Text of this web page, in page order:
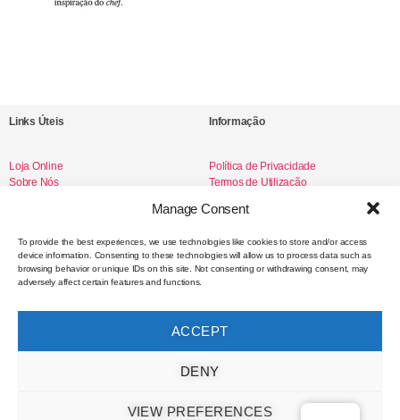
Manage Consent
To provide the best experiences, we use technologies like cookies to store and/or access
device information. Consenting to these technologies will allow us to process data such as
browsing behavior or unique IDs on this site. Not consenting or withdrawing consent, may
adversely affect certain features and functions.
ACCEPT
DENY
VIEW PREFERENCES
Links Úteis
Loja Online
Sobre Nós
Informação
Política de Privacidade
Termos de Utilização
Redes Sociais